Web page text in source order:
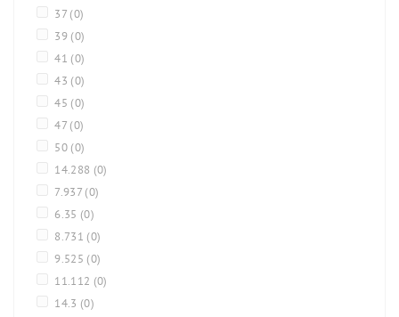
37 (0)
39 (0)
41 (0)
43 (0)
45 (0)
47 (0)
50 (0)
14.288 (0)
7.937 (0)
6.35 (0)
8.731 (0)
9.525 (0)
11.112 (0)
14.3 (0)